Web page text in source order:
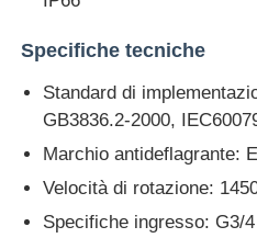
Specifiche tecniche
Standard di
GB3836.2-2000,
Marchio antideflagrante:
Velocità di rotazione:
Specifiche ingresso: G3/4